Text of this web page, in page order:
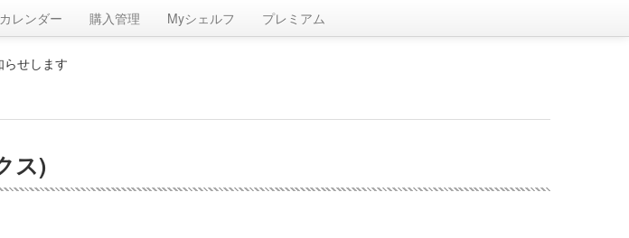
レンダー 購入管理 Myシェルフ プレミアム
らせします
ス)